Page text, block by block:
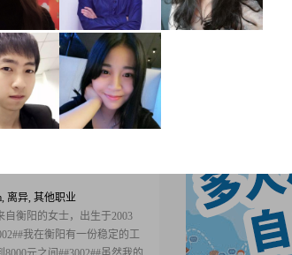
离异, 未填写
自衡阳的女士，出生于1963
我的月收入在3001到5000
历##3002##在生活中，我是一
善解人意的人，总是愿意倾听
跟TA联系
离异, 其他职业
自衡阳的女士，出生于2003
我在衡阳有一份稳定的工